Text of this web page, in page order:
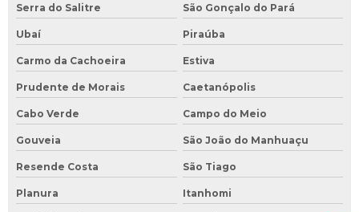
Serra do Salitre São Gonçalo do Pará
Ubaí Piraúba
Carmo da Cachoeira Estiva
Prudente de Morais Caetanópolis
Cabo Verde Campo do Meio
Gouveia São João do Manhuaçu
Resende Costa São Tiago
Planura Itanhomi